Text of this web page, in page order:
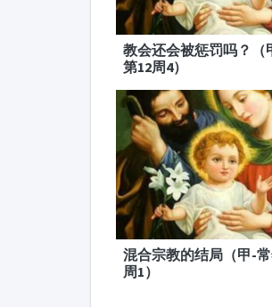
教会还会被惩罚吗？（
第12周4）
混合宗教的结局（甲-
周1）